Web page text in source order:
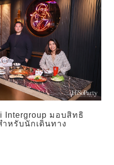
Intergroup มอบสิทธิ
หรับนักเดินทาง